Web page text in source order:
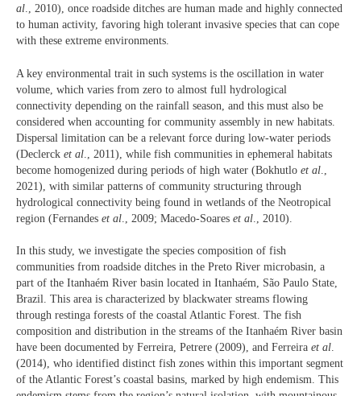
al., 2010), once roadside ditches are human made and highly connected
to human activity, favoring high tolerant invasive species that can cope
with these extreme environments.
A key environmental trait in such systems is the oscillation in water
volume, which varies from zero to almost full hydrological
connectivity depending on the rainfall season, and this must also be
considered when accounting for community assembly in new habitats.
Dispersal limitation can be a relevant force during low-water periods
(Declerck et al ., 2011), while fish communities in ephemeral habitats
become homogenized during periods of high water (Bokhutlo et al
2021), with similar patterns of community structuring through
hydrological connectivity being found in wetlands of the Neotropical
region (Fernandes et al ., 2009; Macedo-Soares et al ., 2010).
In this study, we investigate the species composition of fish
communities from roadside ditches in the Preto River microbasin, a
part of the Itanhaém River basin located in Itanhaém, São Paulo State,
Brazil. This area is characterized by blackwater streams flowing
through restinga forests of the coastal Atlantic Forest. The fish
composition and distribution in the streams of the Itanhaém River basin
have been documented by Ferreira, Petrere (2009), and Ferreira et al.
(2014), who identified distinct fish zones within this important segment
of the Atlantic Forest’s coastal basins, marked by high endemism. This